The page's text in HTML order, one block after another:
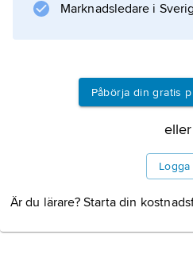
Information om
Marknadsledare i
Påbörja din gratis
eller
Logga
Är du lärare? Starta din